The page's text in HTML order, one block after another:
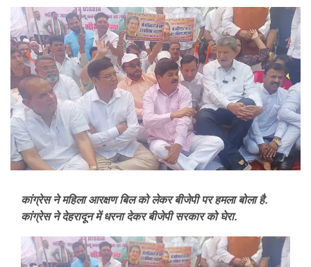
कांग्रेस ने महिला आरक्षण बिल को लेकर बीजेपी पर हमला बोला है.
कांग्रेस ने देहरादून में धरना देकर बीजेपी सरकार को घेरा.